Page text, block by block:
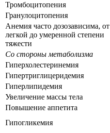
Тромбоцитопения
Гранулоцитопения
Анемия часто дозозависима, от
легкой до умеренной степени
тяжести
Со стороны метаболизма
Гиперхолестеринемия
Гипертриглицеридемия
Гиперлипидемия
Увеличение массы тела
Повышение аппетита
Гипогликемия